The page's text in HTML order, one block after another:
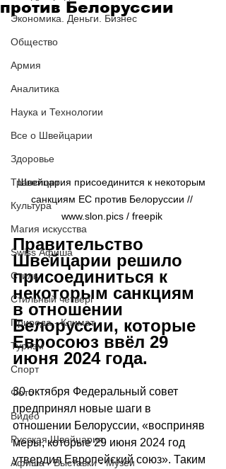
Экономика. Деньги. Бизнес
Общество
Армия
Аналитика
Наука и Технологии
Все о Швейцарии
Здоровье
Транспорт
Культура
Магия искусства
Swiss Афиша
Стиль
Стильный четверг
Природа - Климат
Туризм
Спорт
Фото
Видео
Русская Швейцария
Афиша - Выставки - Музеи
против Белоруссии
Швейцария присоединится к некоторым
санкциям ЕС против Белоруссии //
www.slon.pics / freepik
Правительство
Швейцарии решило
присоединиться к
некоторым санкциям
в отношении
Белоруссии, которые
Евросоюз ввёл 29
июня 2024 года.
30 октября Федеральный совет
предпринял новые шаги в
отношении Белоруссии, «восприняв
меры, которые 29 июня 2024 год
утвердил Европейский союз». Таким